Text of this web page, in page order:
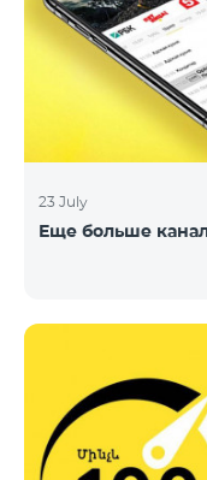
23 July
Еще больше